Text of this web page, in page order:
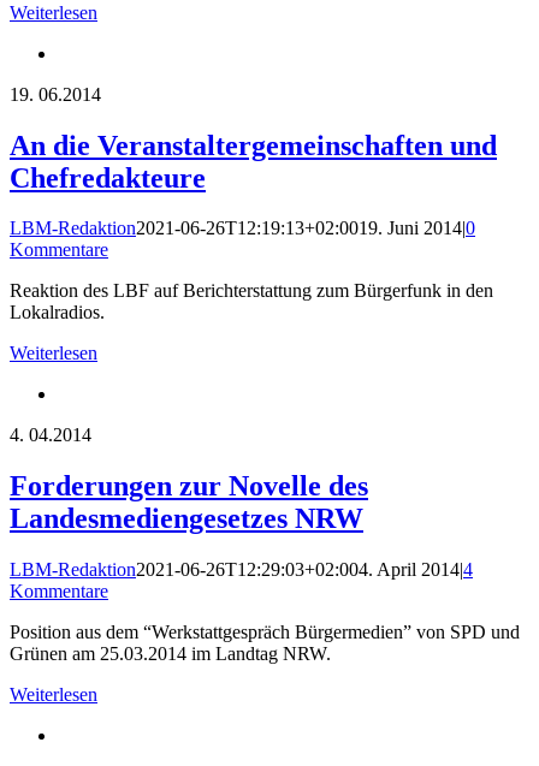
Weiterlesen
19. 06.2014
An die Veranstaltergemeinschaften und
Chefredakteure
LBM-Redaktion2021-06-26T12:19:13+02:0019. Juni 2014|0
Kommentare
Reaktion des LBF auf Berichterstattung zum Bürgerfunk in den
Lokalradios.
Weiterlesen
4. 04.2014
Forderungen zur Novelle des
Landesmediengesetzes NRW
LBM-Redaktion2021-06-26T12:29:03+02:004. April 2014|4
Kommentare
Position aus dem “Werkstattgespräch Bürgermedien” von SPD und
Grünen am 25.03.2014 im Landtag NRW.
Weiterlesen